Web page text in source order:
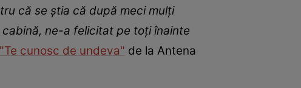
că se știa că după meci mulți
ne-a felicitat pe toți înainte
"Te cunosc de undeva" de la Antena